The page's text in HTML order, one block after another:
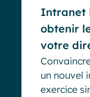
Intranet
obtenir
votre
un nouvel
exercice